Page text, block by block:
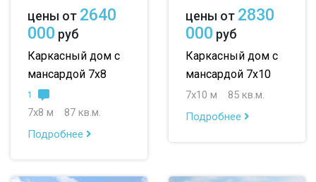
цены от 2640
000 руб
Каркасный дом с
мансардой 7х8
1
7х8 м
87 кв.м.
Подробнее
цены от 2830
000 руб
Каркасный дом с
мансардой 7х10
7х10 м
85 кв.м.
Подробнее